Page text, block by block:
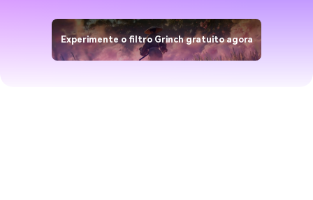
Experimente o filtro Grinch gratuito agora